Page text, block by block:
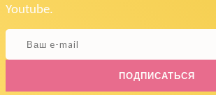
Youtube.
ПОДПИСАТЬСЯ